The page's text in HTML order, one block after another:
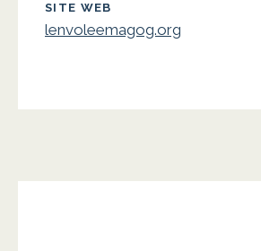
SITE WEB
lenvoleemagog.org